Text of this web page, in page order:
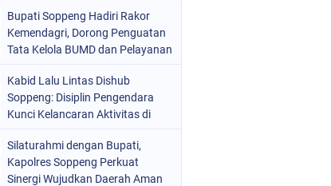
(681)
Bupati Soppeng Hadiri Rakor
Kemendagri, Dorong Penguatan
Tata Kelola BUMD dan Pelayanan
Kabid Lalu Lintas Dishub
Soppeng: Disiplin Pengendara
Kunci Kelancaran Aktivitas di
Silaturahmi dengan Bupati,
Kapolres Soppeng Perkuat
Sinergi Wujudkan Daerah Aman